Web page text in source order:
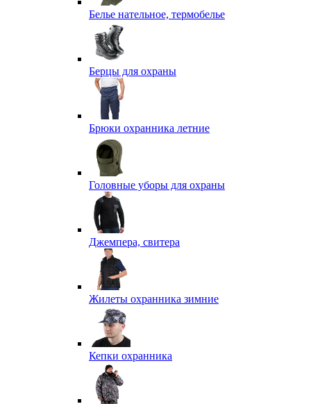
Белье нательное, термобелье
Берцы для охраны
Брюки охранника летние
Головные уборы для охраны
Джемпера, свитера
Жилеты охранника зимние
Кепки охранника